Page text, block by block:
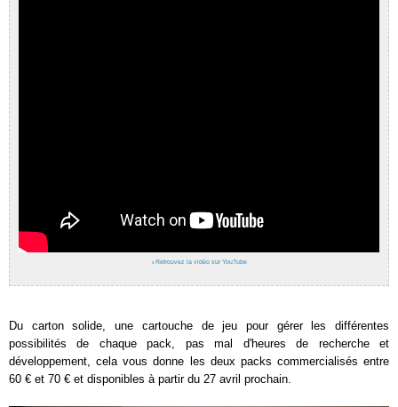
› Retrouvez la vidéo sur YouTube
Du carton solide, une cartouche de jeu pour gérer les différentes
possibilités de chaque pack, pas mal d'heures de recherche et
développement, cela vous donne les deux packs commercialisés entre
60 € et 70 € et disponibles à partir du 27 avril prochain.